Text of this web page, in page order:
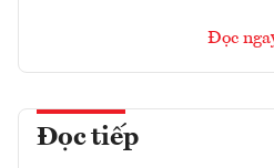
Đọc
Đọc tiếp